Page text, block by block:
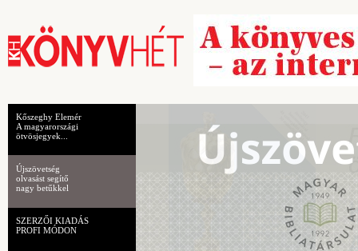
Kőszeghy Elemér
A magyarországi
ötvösjegyek...
Újszövetség
olvasást segítő
nagy betűkkel
SZERZŐI KIADÁS
PROFI MÓDON